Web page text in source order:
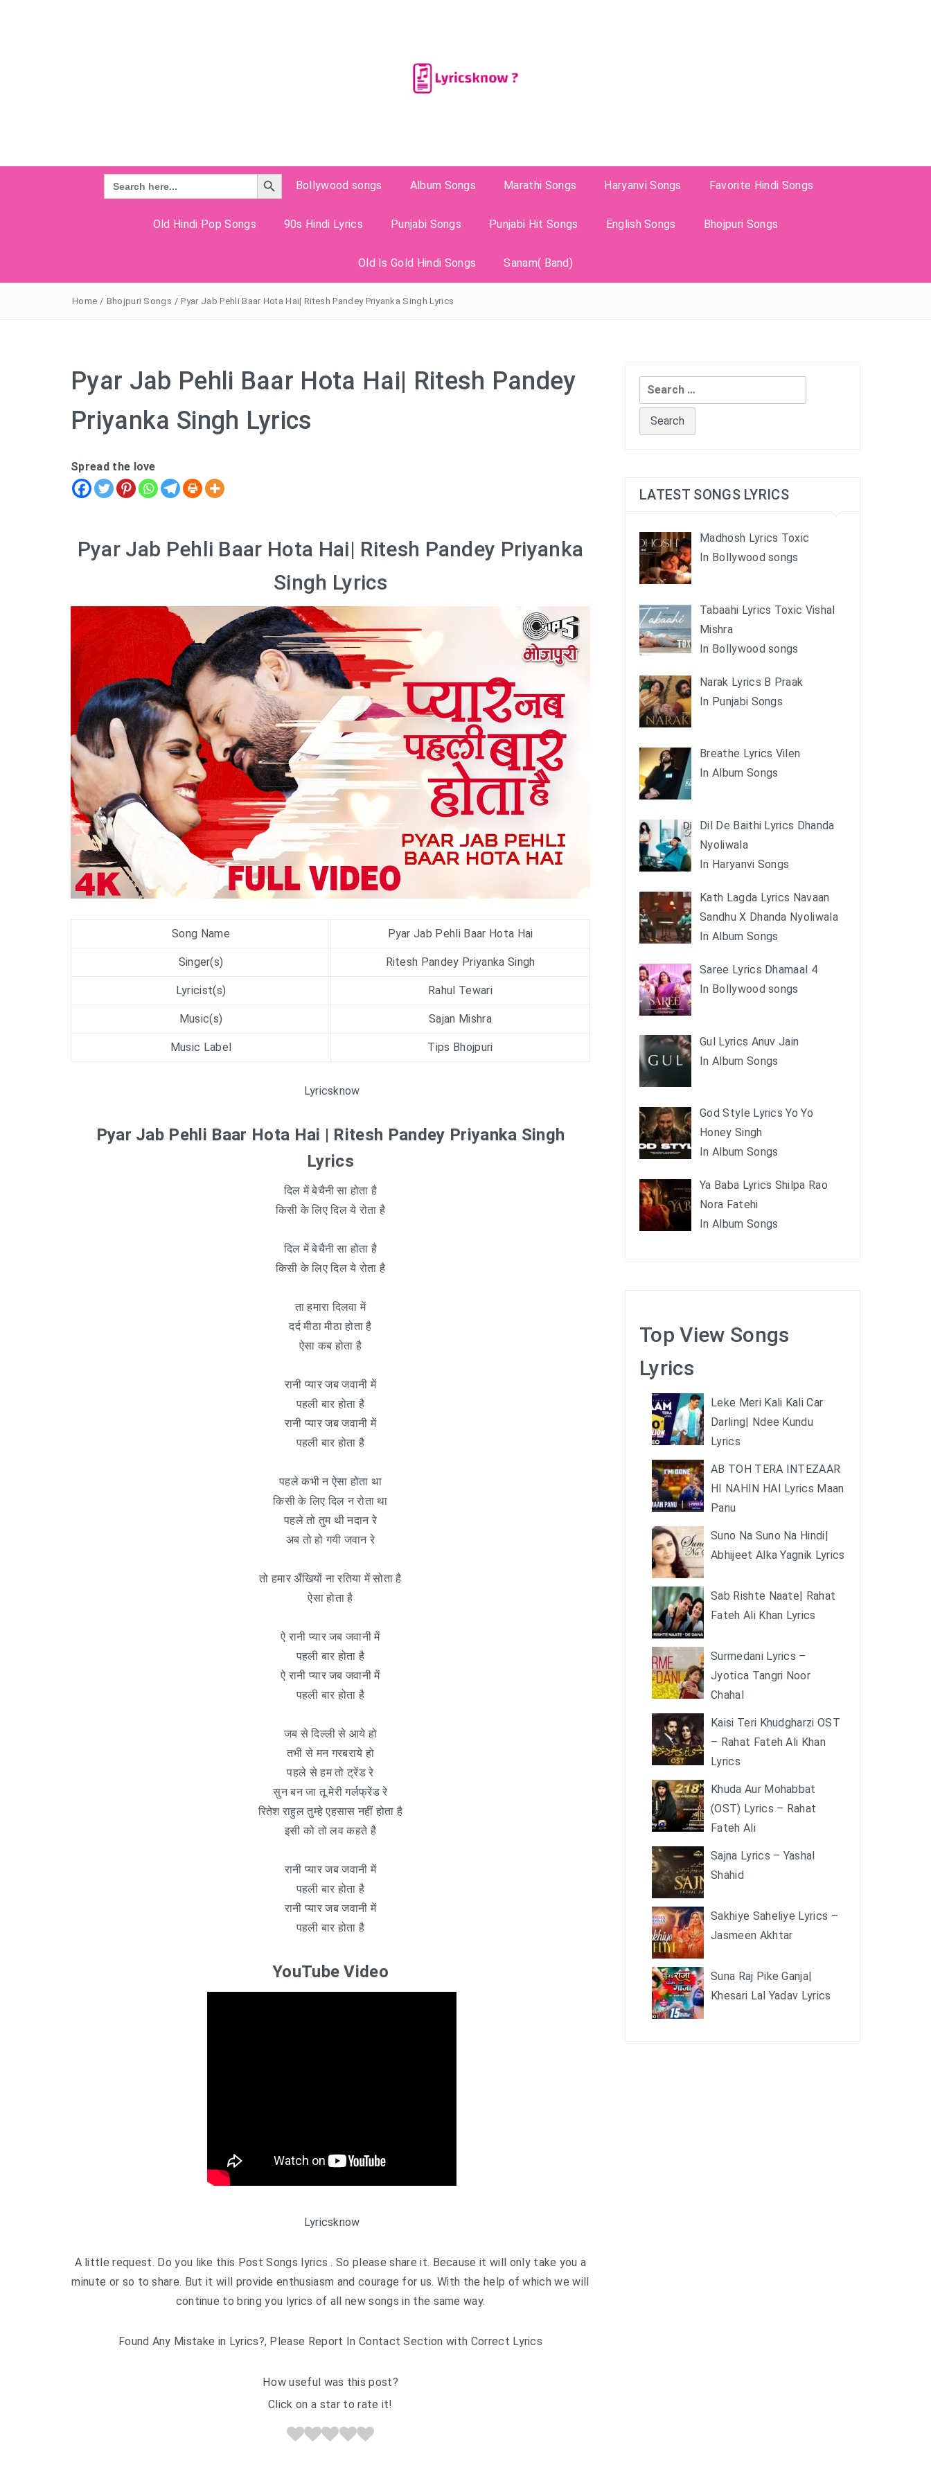
Search
for:
Search Button
Bollywood songs
Album Songs Marathi Songs Haryanvi Songs Favorite Hindi Songs
Old Hindi Pop Songs 90s Hindi Lyrics Punjabi Songs Punjabi Hit Songs English Songs Bhojpuri Songs
Old Is Gold Hindi Songs Sanam( Band)
Home / Bhojpuri Songs / Pyar Jab Pehli Baar Hota Hai| Ritesh Pandey Priyanka Singh Lyrics
Pyar Jab Pehli Baar Hota Hai| Ritesh Pandey
Priyanka Singh Lyrics
Spread the love
Pyar Jab Pehli Baar Hota Hai| Ritesh Pandey Priyanka
Singh Lyrics
Song Name Pyar Jab Pehli Baar Hota Hai
Singer(s) Ritesh Pandey Priyanka Singh
Lyricist(s) Rahul Tewari
Music(s) Sajan Mishra
Music Label Tips Bhojpuri
Lyricsknow
Pyar Jab Pehli Baar Hota Hai | Ritesh Pandey Priyanka Singh
Lyrics
दिल में बेचैनी सा होता है
किसी के लिए दिल ये रोता है
दिल में बेचैनी सा होता है
किसी के लिए दिल ये रोता है
ता हमारा दिलवा में
दर्द मीठा मीठा होता है
ऐसा कब होता है
रानी प्यार जब जवानी में
पहली बार होता है
रानी प्यार जब जवानी में
पहली बार होता है
पहले कभी न ऐसा होता था
किसी के लिए दिल न रोता था
पहले तो तुम थी नदान रे
अब तो हो गयी जवान रे
तो हमार अँखियों ना रतिया में सोता है
ऐसा होता है
ऐ रानी प्यार जब जवानी में
पहली बार होता है
ऐ रानी प्यार जब जवानी में
पहली बार होता है
जब से दिल्ली से आये हो
तभी से मन गरबराये हो
पहले से हम तो ट्रेंड रे
सुन बन जा तू मेरी गर्लफ्रेंड रे
रितेश राहुल तुम्हे एहसास नहीं होता है
इसी को तो लव कहते है
रानी प्यार जब जवानी में
पहली बार होता है
रानी प्यार जब जवानी में
पहली बार होता है
YouTube Video
Lyricsknow
A little request. Do you like this Post Songs lyrics . So please share it. Because it will only take you a
minute or so to share. But it will provide enthusiasm and courage for us. With the help of which we will
continue to bring you lyrics of all new songs in the same way.
Found Any Mistake in Lyrics?, Please Report In Contact Section with Correct Lyrics
How useful was this post?
Click on a star to rate it!
Search
for:
LATEST SONGS LYRICS
Madhosh Lyrics Toxic
In Bollywood songs
Tabaahi Lyrics Toxic Vishal
Mishra
In Bollywood songs
Narak Lyrics B Praak
In Punjabi Songs
Breathe Lyrics Vilen
In Album Songs
Dil De Baithi Lyrics Dhanda
Nyoliwala
In Haryanvi Songs
Kath Lagda Lyrics Navaan
Sandhu X Dhanda Nyoliwala
In Album Songs
Saree Lyrics Dhamaal 4
In Bollywood songs
Gul Lyrics Anuv Jain
In Album Songs
God Style Lyrics Yo Yo
Honey Singh
In Album Songs
Ya Baba Lyrics Shilpa Rao
Nora Fatehi
In Album Songs
Top View Songs
Lyrics
Leke Meri Kali Kali Car
Darling| Ndee Kundu
Lyrics
AB TOH TERA INTEZAAR
HI NAHIN HAI Lyrics Maan
Panu
Suno Na Suno Na Hindi|
Abhijeet Alka Yagnik Lyrics
Sab Rishte Naate| Rahat
Fateh Ali Khan Lyrics
Surmedani Lyrics –
Jyotica Tangri Noor
Chahal
Kaisi Teri Khudgharzi OST
– Rahat Fateh Ali Khan
Lyrics
Khuda Aur Mohabbat
(OST) Lyrics – Rahat
Fateh Ali
Sajna Lyrics – Yashal
Shahid
Sakhiye Saheliye Lyrics –
Jasmeen Akhtar
Suna Raj Pike Ganja|
Khesari Lal Yadav Lyrics